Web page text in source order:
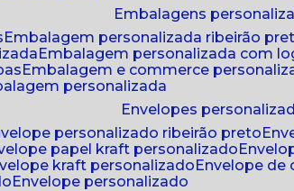
embalagens
embalagem personalizada ribeirão
embalagem personalizada com
embalagem e commerce
personalizada
envelopes
personalizado ribeirão preto
papel kraft personalizado
kraft personalizado envelope
envelope personalizado